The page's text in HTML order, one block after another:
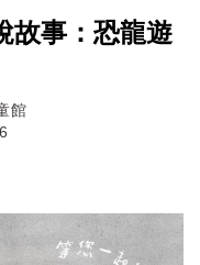
故事：恐龍遊
館